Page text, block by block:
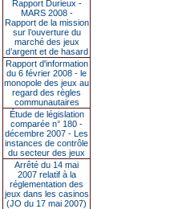
Rapport Durieux -
MARS 2008 -
Rapport de la mission
sur l’ouverture du
marché des jeux
d’argent et de hasard
Rapport d'information
du 6 février 2008 - le
monopole des jeux au
regard des règles
communautaires
Étude de législation
comparée n° 180 -
décembre 2007 - Les
instances de contrôle
du secteur des jeux
Arrêté du 14 mai
2007 relatif à la
réglementation des
jeux dans les casinos
(JO du 17 mai 2007)